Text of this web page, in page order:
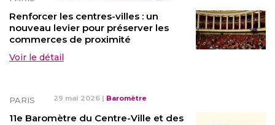
Renforcer les centres-villes : un
nouveau levier pour préserver les
commerces de proximité
Voir le détail
PARIS 29 mai 2026 | Baromètre
11e Baromètre du Centre-Ville et des